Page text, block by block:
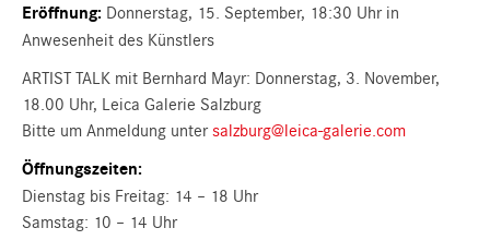
Eröffnung: Donnerstag, 15. September, 18:30 Uhr in
Anwesenheit des Künstlers
ARTIST TALK mit Bernhard Mayr: Donnerstag, 3. November,
18.00 Uhr, Leica Galerie Salzburg
Bitte um Anmeldung unter salzburg@leica-galerie.com
Öffnungszeiten:
Dienstag bis Freitag: 14 – 18 Uhr
Samstag: 10 – 14 Uhr